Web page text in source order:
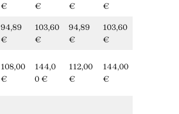
€
€
€
€
94,89
€
103,60
€
94,89
€
103,60
€
108,00
€
144,0
0 €
112,00
€
144,00
€